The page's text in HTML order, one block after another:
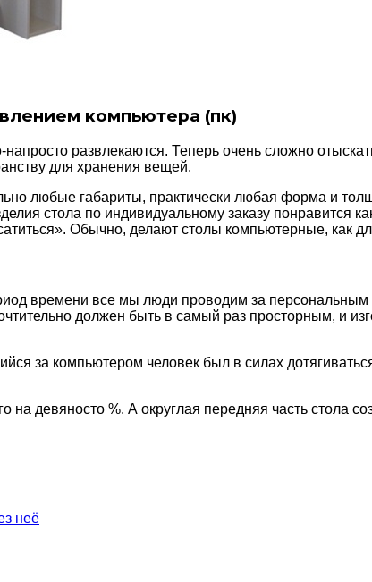
компьютера (пк)
развлекаются. Теперь очень сложно
для хранения вещей.
любые габариты, практически любая форма и
стола по индивидуальному заказу понравится
Обычно, делают столы компьютерные, как
времени все мы люди проводим за персональным
должен быть в самый раз просторным, и
за компьютером человек был в силах
девяносто %. А округлая передняя часть стола
неё